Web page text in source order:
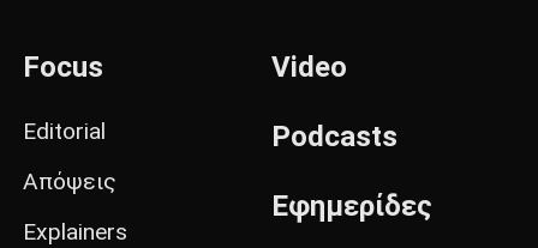
Focus
Editorial
Απόψεις
Explainers
Video
Podcasts
Εφημερίδες